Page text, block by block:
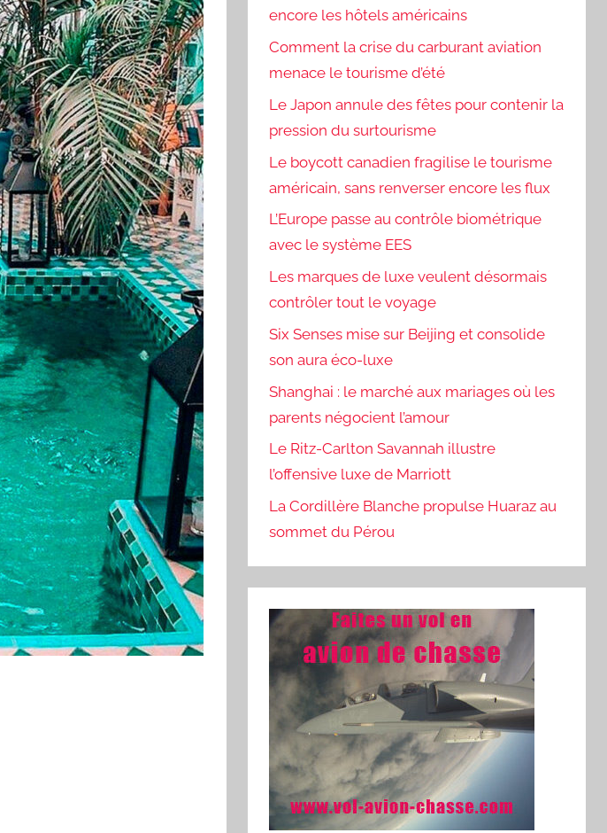
encore les hôtels américains
Comment la crise du carburant aviation
menace le tourisme d’été
Le Japon annule des fêtes pour contenir la
pression du surtourisme
Le boycott canadien fragilise le tourisme
américain, sans renverser encore les flux
L’Europe passe au contrôle biométrique
avec le système EES
Les marques de luxe veulent désormais
contrôler tout le voyage
Six Senses mise sur Beijing et consolide
son aura éco-luxe
Shanghai : le marché aux mariages où les
parents négocient l’amour
Le Ritz-Carlton Savannah illustre
l’offensive luxe de Marriott
La Cordillère Blanche propulse Huaraz au
sommet du Pérou